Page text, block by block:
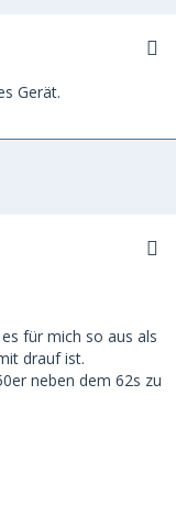
Gerät.
für mich so aus als
drauf ist.
neben dem 62s zu